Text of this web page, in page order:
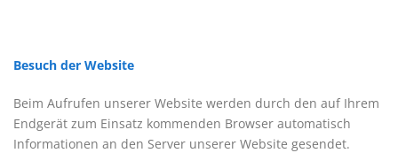
Besuch der Website
Beim Aufrufen unserer Website werden durch den auf Ihrem
Endgerät zum Einsatz kommenden Browser automatisch
Informationen an den Server unserer Website gesendet.